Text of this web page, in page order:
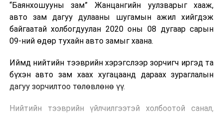
“Баянхошууны зам” Жанцангийн уулзварыг хааж,
авто зам дагуу дулааны шугамын ажил хийгдэж
байгаатай холбогдуулан 2020 оны 08 дугаар сарын
09-ний өдөр тухайн авто замыг хаана.
Иймд нийтийн тээврийн хэрэгслээр зорчигч иргэд та
бүхэн авто зам хаах хугацаанд дараах зураглалын
дагуу зорчилтоо төлөвлөнө үү.
Нийтийн тээврийн үйлчилгээтэй холбоотой санал,